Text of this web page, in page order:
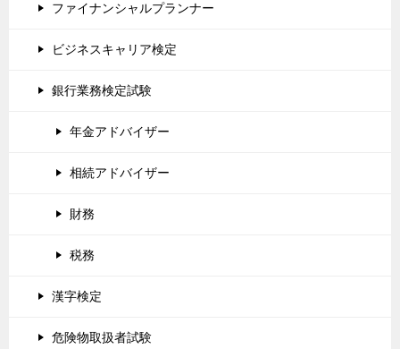
ファイナンシャルプランナー
ビジネスキャリア検定
銀行業務検定試験
年金アドバイザー
相続アドバイザー
財務
税務
漢字検定
危険物取扱者試験